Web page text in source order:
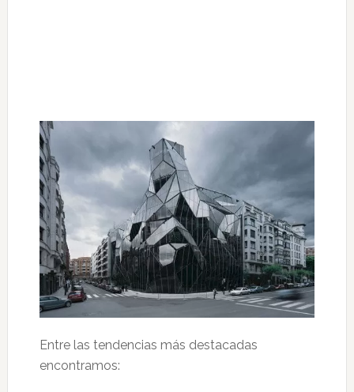
Entre las tendencias más destacadas
encontramos: